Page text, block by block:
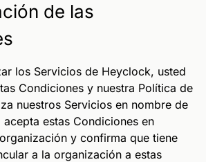
de las
los Servicios de Heyclock, usted
Condiciones y nuestra Política de
nuestros Servicios en nombre de
estas Condiciones en
y confirma que tiene
a la organización a estas